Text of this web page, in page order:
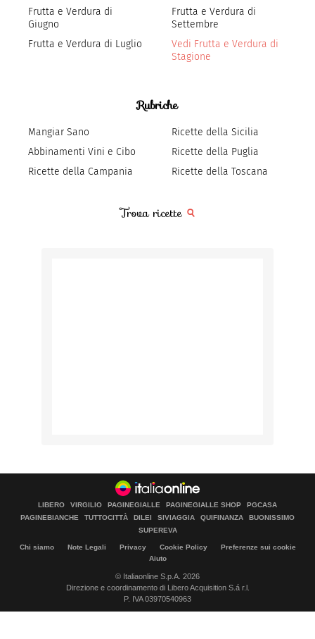
Frutta e Verdura di
Giugno
Frutta e Verdura di Luglio
Frutta e Verdura di
Settembre
Vedi Frutta e Verdura di
Stagione
Rubriche
Mangiar Sano
Abbinamenti Vini e Cibo
Ricette della Campania
Ricette della Sicilia
Ricette della Puglia
Ricette della Toscana
Trova ricette
LIBERO VIRGILIO PAGINEGIALLE PAGINEGIALLE SHOP
PGCASA
PAGINEBIANCHE
TUTTOCITTÀ DILEI SIVIAGGIA QUIFINANZA
BUONISSIMO
SUPEREVA
Chi siamo Note Legali Privacy Cookie Policy
Preferenze sui cookie
Aiuto
© Italiaonline S.p.A. 2026
Direzione e coordinamento di Libero Acquisition S.á r.l.
P. IVA 03970540963